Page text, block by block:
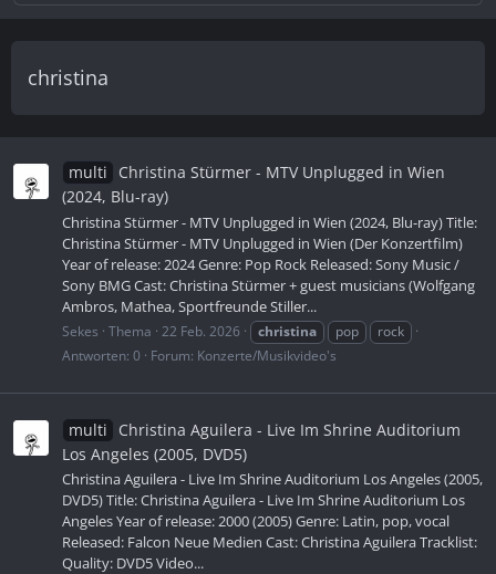
christina
multi
Christina Stürmer - MTV Unplugged in Wien
(2024, Blu-ray)
Christina Stürmer - MTV Unplugged in Wien (2024, Blu-ray) Title:
Christina Stürmer - MTV Unplugged in Wien (Der Konzertfilm)
Year of release: 2024 Genre: Pop Rock Released: Sony Music /
Sony BMG Cast: Christina Stürmer + guest musicians (Wolfgang
Ambros, Mathea, Sportfreunde Stiller...
Sekes Thema 22 Feb. 2026 christina pop
rock
Antworten: 0
Forum: Konzerte/Musikvideo's
multi
Christina Aguilera - Live Im Shrine Auditorium
Los Angeles (2005, DVD5)
Christina Aguilera - Live Im Shrine Auditorium Los Angeles (2005,
DVD5) Title: Christina Aguilera - Live Im Shrine Auditorium Los
Angeles Year of release: 2000 (2005) Genre: Latin, pop, vocal
Released: Falcon Neue Medien Cast: Christina Aguilera Tracklist:
Quality: DVD5 Video...